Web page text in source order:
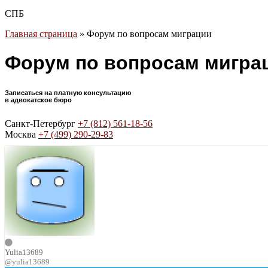
СПБ
Главная страница » Форум по вопросам миграции
Форум по вопросам
Записаться на платную консультацию
в адвокатское бюро
Санкт-Петербург +7 (812) 561-18-56
Москва +7 (499) 290-29-83
Yulia13689
@yulia13689